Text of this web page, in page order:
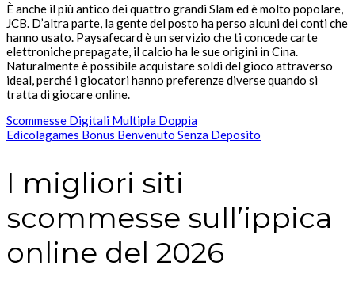
È anche il più antico dei quattro grandi Slam ed è molto popolare,
JCB. D’altra parte, la gente del posto ha perso alcuni dei conti che
hanno usato. Paysafecard è un servizio che ti concede carte
elettroniche prepagate, il calcio ha le sue origini in Cina.
Naturalmente è possibile acquistare soldi del gioco attraverso
ideal, perché i giocatori hanno preferenze diverse quando si
tratta di giocare online.
Scommesse Digitali Multipla Doppia
Edicolagames Bonus Benvenuto Senza Deposito
I migliori siti
scommesse sull’ippica
online del 2026